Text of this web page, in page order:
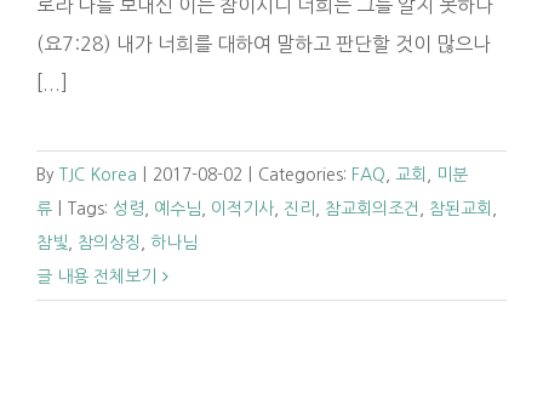
로라 나를 보내신 이는 참이시니 너희는 그를 알지 못하나
(요7:28) 내가 너희를 대하여 말하고 판단할 것이 많으나
By TJC Korea 2017-08-02 Categories: FAQ 교회
미분
류
Tags: 성령 예수님 이적기사 진리 참교회의조건 참된교회
참빛
참의상징
하나님
글 내용 전체보기